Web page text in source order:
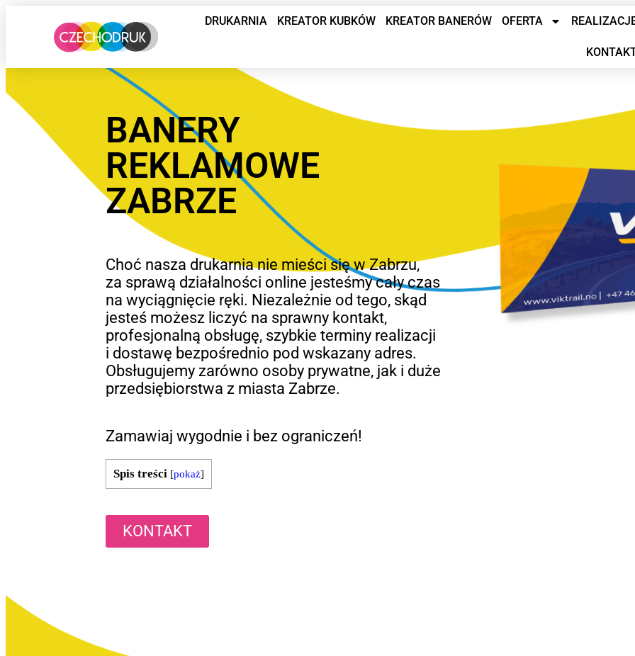
DRUKARNIA KREATOR KUBKÓW KREATOR BANERÓW OFERTA
BANERY
REKLAMOWE
ZABRZE
Choć nasza drukarnia nie mieści się w Zabrzu,
za sprawą działalności online jesteśmy cały czas
na wyciągnięcie ręki. Niezależnie od tego, skąd
jesteś możesz liczyć na sprawny kontakt,
profesjonalną obsługę, szybkie terminy realizacji
i dostawę bezpośrednio pod wskazany adres.
Obsługujemy zarówno osoby prywatne, jak i duże
przedsiębiorstwa z miasta Zabrze.
Zamawiaj wygodnie i bez ograniczeń!
Spis treści [pokaż]
KONTAKT